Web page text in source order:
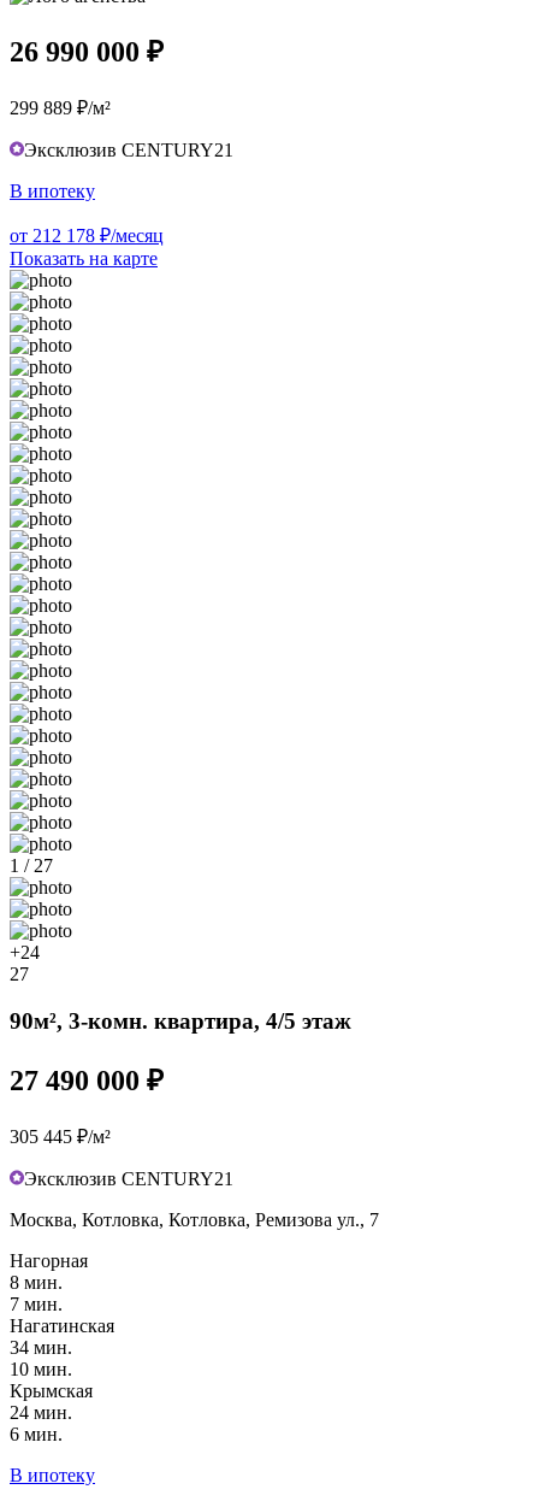
26 990 000 ₽
299 889 ₽/м²
Эксклюзив CENTURY21
В ипотеку
от 212 178 ₽/месяц
Показать на карте
1 / 27
+24
27
90м², 3-комн. квартира, 4/5 этаж
27 490 000 ₽
305 445 ₽/м²
Эксклюзив CENTURY21
Москва, Котловка, Котловка, Ремизова ул., 7
Нагорная
8 мин.
7 мин.
Нагатинская
34 мин.
10 мин.
Крымская
24 мин.
6 мин.
В ипотеку